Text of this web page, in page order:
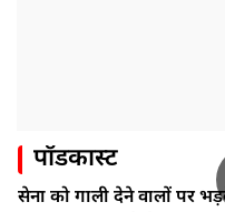
पॉडकास्ट
सेना को गाली देने वालों पर